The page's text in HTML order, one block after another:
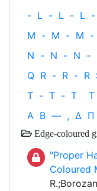
- L - L - L -
M - M - M -
N - N - N -
Q R - R - R
T - T - T T
Α Β — , Δ Π
Edge-coloured
"Proper
Coloured